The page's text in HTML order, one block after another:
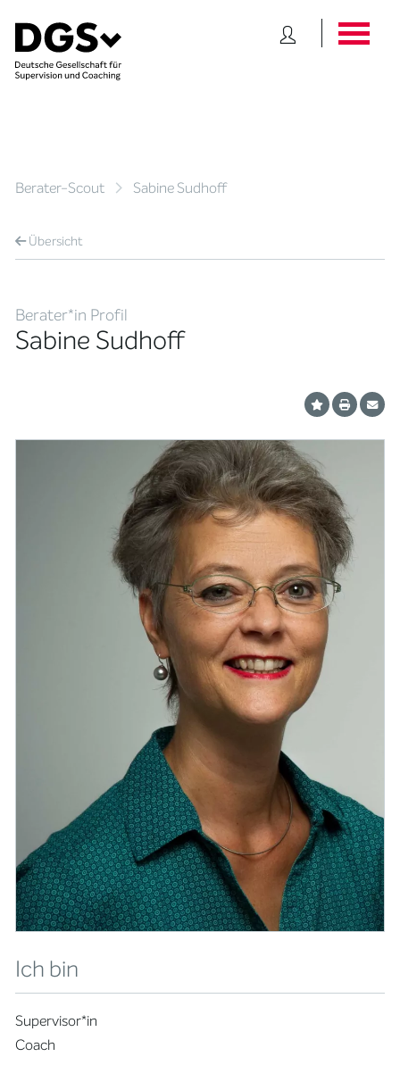
Berater-Scout Sabine Sudhoff
Übersicht
Berater*in Profil
Sabine Sudhoff
Ich bin
Supervisor*in
Coach